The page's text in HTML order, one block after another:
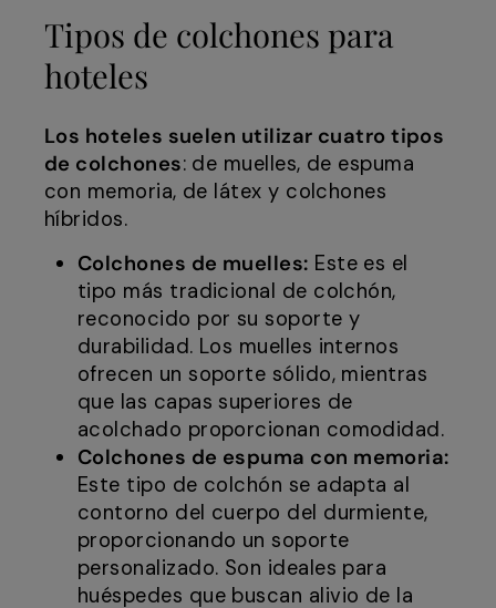
Tipos de colchones para
hoteles
Los hoteles suelen utilizar cuatro tipos
de colchones: de muelles, de espuma
con memoria, de látex y colchones
híbridos.
Colchones de muelles: Este es el
tipo más tradicional de colchón,
reconocido por su soporte y
durabilidad. Los muelles internos
ofrecen un soporte sólido, mientras
que las capas superiores de
acolchado proporcionan comodidad.
Colchones de espuma con memoria:
Este tipo de colchón se adapta al
contorno del cuerpo del durmiente,
proporcionando un soporte
personalizado. Son ideales para
huéspedes que buscan alivio de la